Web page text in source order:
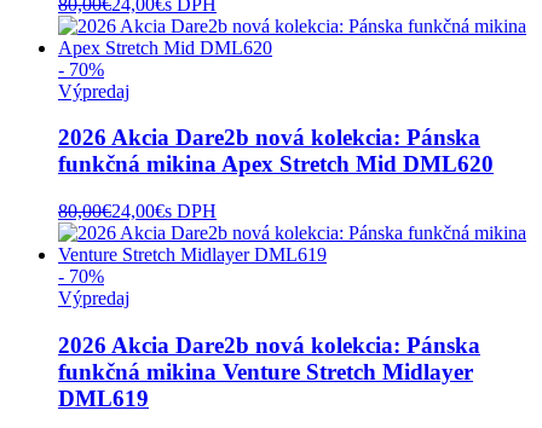
- 70%
Výpredaj
2026 Akcia Dare2b nová kolekcia: Pánska
funkčná mikina Apex Stretch Mid DML620
80,00€24,00€s DPH
- 70%
Výpredaj
2026 Akcia Dare2b nová kolekcia: Pánska
funkčná mikina Venture Stretch Midlayer
DML619